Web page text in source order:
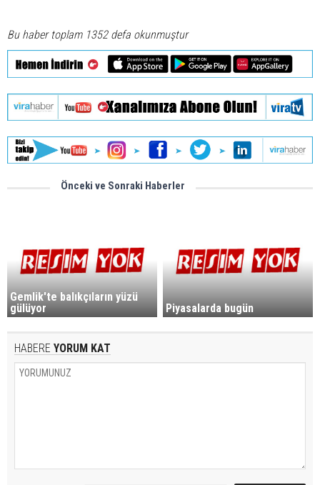
Bu haber toplam 1352 defa okunmuştur
Önceki ve Sonraki Haberler
Gemlik'te balıkçıların yüzü
gülüyor
Piyasalarda bugün
HABERE YORUM KAT